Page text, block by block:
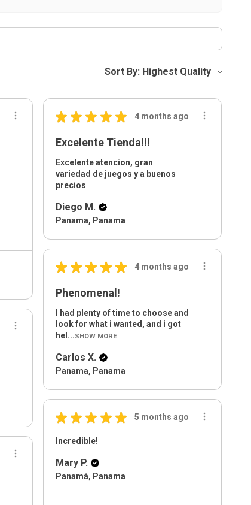
Sort By:
★ ★ ★ ★ ★ 4 months ago
Excelente Tienda!!!
Excelente atencion, gran
variedad de juegos y a buenos
precios
Diego M.
Panama, Panama
★ ★ ★ ★ ★ 4 months ago
Phenomenal!
I had plenty of time to choose and
look for what i wanted, and i got
hel...SHOW MORE
Carlos X.
Panama, Panama
★ ★ ★ ★ ★ 5 months ago
Incredible!
Mary P.
Panamá, Panama